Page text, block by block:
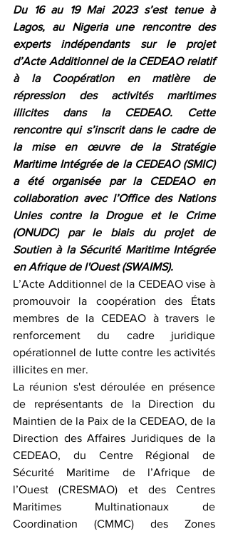
Du 16 au 19 Mai 2023 s’est tenue à
Lagos, au Nigeria une rencontre des
experts indépendants sur le projet
d’Acte Additionnel de la CEDEAO relatif
à la Coopération en matière de
répression des activités maritimes
illicites dans la CEDEAO. Cette
rencontre qui s’inscrit dans le cadre de
la mise en œuvre de la Stratégie
Maritime Intégrée de la CEDEAO (SMIC)
a été organisée par la CEDEAO en
collaboration avec l’Office des Nations
Unies contre la Drogue et le Crime
(ONUDC) par le biais du projet de
Soutien à la Sécurité Maritime Intégrée
en Afrique de l'Ouest (SWAIMS).
L’Acte Additionnel de la CEDEAO vise à
promouvoir la coopération des États
membres de la CEDEAO à travers le
renforcement du cadre juridique
opérationnel de lutte contre les activités
illicites en mer.
La réunion s'est déroulée en présence
de représentants de la Direction du
Maintien de la Paix de la CEDEAO, de la
Direction des Affaires Juridiques de la
CEDEAO, du Centre Régional de
Sécurité Maritime de l’Afrique de
l’Ouest (CRESMAO) et des Centres
Maritimes Multinationaux de
Coordination (CMMC) des Zones